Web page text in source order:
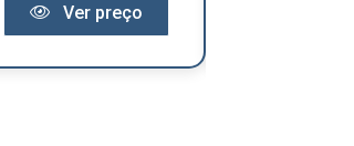
Ver preço